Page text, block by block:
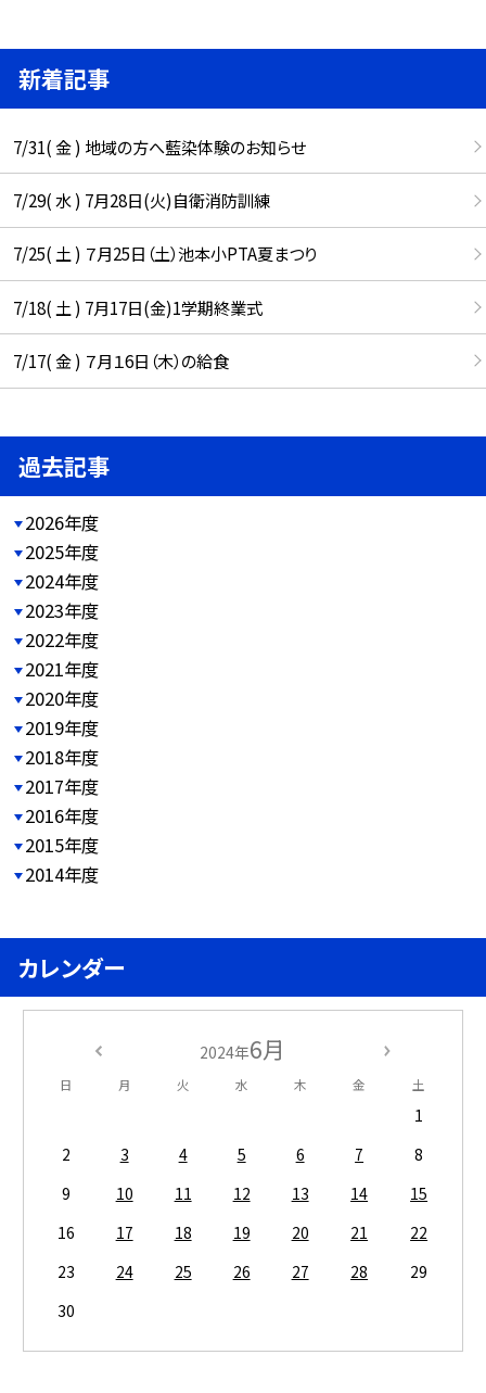
新着記事
7/31( 金 ) 地域の方へ藍染体験のお知らせ
7/29( 水 ) 7月28日(火)自衛消防訓練
7/25( 土 ) ７月25日（土）池本小PTA夏まつり
7/18( 土 ) 7月17日(金)1学期終業式
7/17( 金 ) ７月１6日（木）の給食
過去記事
2026年度
2025年度
2024年度
2023年度
2022年度
2021年度
2020年度
2019年度
2018年度
2017年度
2016年度
2015年度
2014年度
カレンダー
2024年6月
日 月 火 水 木 金 土
1
2
3 4 5 6 7
8
9
10 11 12 13 14
15
16
17 18 19 20 21
22
23
24 25 26 27 28
29
30